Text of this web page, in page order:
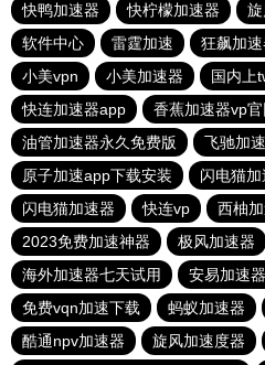
快鸭加速器
快柠檬加速器
软件中心
雷霆加速 狂飙加速
小美vpn
小美加速器
国内上
快连加速器app
香蕉加速器vp官
油管加速器永久免费版
飞驰加
原子加速app下载安装
闪电猫加
闪电猫加速器
快连vp 西柚
2023免费加速神器
极风加速器
海外加速器七天试用
安易加速
免费vqn加速下载
蚂蚁加速器
酷通npv加速器
旋风加速度器